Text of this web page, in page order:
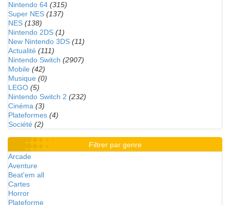
Nintendo 64 (315)
Super NES (137)
NES (138)
Nintendo 2DS (1)
New Nintendo 3DS (11)
Actualité (111)
Nintendo Switch (2907)
Mobile (42)
Musique (0)
LEGO (5)
Nintendo Switch 2 (232)
Cinéma (3)
Plateformes (4)
Société (2)
Filtrer par genre
Arcade
Aventure
Beat'em all
Cartes
Horror
Plateforme